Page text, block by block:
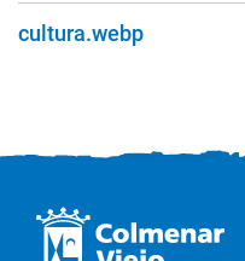
cultura.webp